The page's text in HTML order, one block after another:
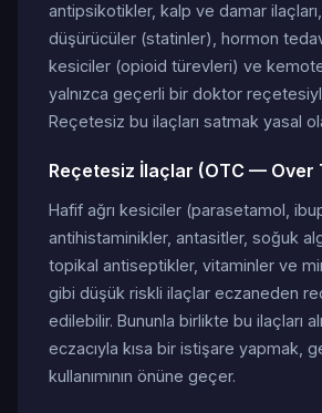
antipsikotikler, kalp ve damar
düşürücüler (statinler), hormon
kesiciler (opioid türevleri) ve
yalnızca geçerli bir doktor
Reçetesiz bu ilaçları satmak yasal
Reçetesiz İlaçlar (OTC — Over
Hafif ağrı kesiciler (parasetamol,
antihistaminikler, antasitler, soğuk
topikal antiseptikler, vitaminler ve
gibi düşük riskli ilaçlar eczaneden
edilebilir. Bununla birlikte bu ilaçları
eczacıyla kısa bir istişare yapmak,
kullanımının önüne geçer.